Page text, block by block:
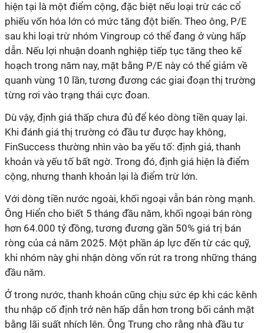
hiện tại là một điểm cộng, đặc biệt nếu loại trừ các cổ
phiếu vốn hóa lớn có mức tăng đột biến. Theo ông, P/E
sau khi loại trừ nhóm Vingroup có thể đang ở vùng hấp
dẫn. Nếu lợi nhuận doanh nghiệp tiếp tục tăng theo kế
hoạch trong năm nay, mặt bằng P/E này có thể giảm về
quanh vùng 10 lần, tương đương các giai đoạn thị trường
từng rơi vào trạng thái cực đoan.
Dù vậy, định giá thấp chưa đủ để kéo dòng tiền quay lại.
Khi đánh giá thị trường có đầu tư được hay không,
FinSuccess thường nhìn vào ba yếu tố: định giá, thanh
khoản và yếu tố bất ngờ. Trong đó, định giá hiện là điểm
cộng, nhưng thanh khoản lại là điểm trừ lớn.
Với dòng tiền nước ngoài, khối ngoại vẫn bán ròng mạnh.
Ông Hiển cho biết 5 tháng đầu năm, khối ngoại bán ròng
hơn 64.000 tỷ đồng, tương đương gần 50% giá trị bán
ròng của cả năm 2025. Một phần áp lực đến từ các quỹ,
khi nhóm này ghi nhận dòng vốn rút ra trong những tháng
đầu năm.
Ở trong nước, thanh khoản cũng chịu sức ép khi các kênh
thu nhập cố định trở nên hấp dẫn hơn trong bối cảnh mặt
bằng lãi suất nhích lên. Ông Trung cho rằng nhà đầu tư